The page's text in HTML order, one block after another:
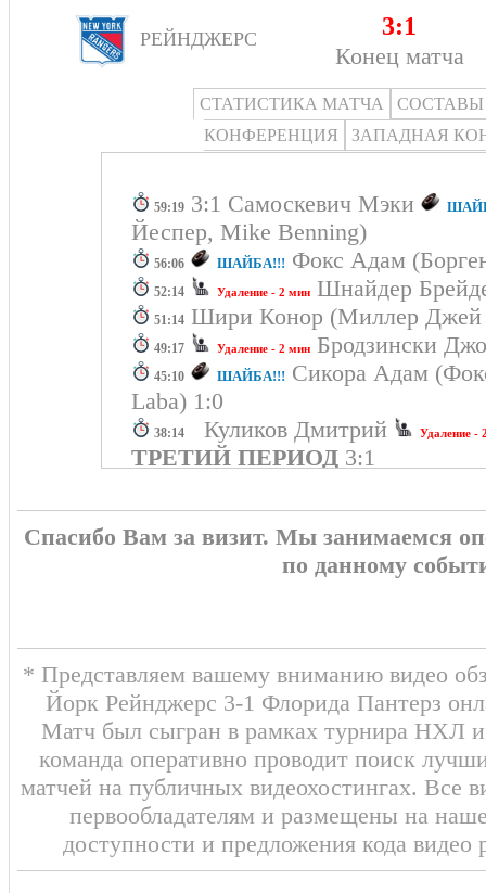
РЕЙНДЖЕРС 3:1
Конец матча
СТАТИСТИКА МАТЧА
СОСТАВЫ
КОНФЕРЕНЦИЯ
ЗАПАДНАЯ
59:19 3:1 Самоскевич Мэки
Йеспер, Mike Benning)
56:06 ШАЙБА!!! Фокс Адам
52:14 Удаление - 2 мин Шнайдер
51:14 Шири Конор (Миллер Джей
49:17 Удаление - 2 мин Бродзински
45:10 ШАЙБА!!! Сикора Адам
Laba) 1:0
38:14 Куликов Дмитрий Удаление -
ТРЕТИЙ ПЕРИОД 3:1
ВТОРОЙ ПЕРИОД0:0
19:35Канин Люк Удаление - 5 мин
Удаление - 2 мин Фортескью
Спасибо Вам за визит. Мы занимаемся
по данному
* Представляем вашему вниманию видео
Йорк Рейнджерс 3-1 Флорида Пантерз
Матч был сыгран в рамках турнира НХЛ
команда оперативно проводит поиск
матчей на публичных видеохостингах. Все
первообладателям и размещены на
доступности и предложения кода видео